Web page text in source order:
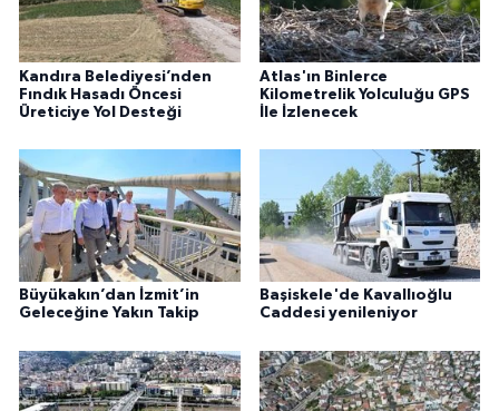
Kandıra Belediyesi’nden
Fındık Hasadı Öncesi
Üreticiye Yol Desteği
Atlas'ın Binlerce
Kilometrelik Yolculuğu GPS
İle İzlenecek
Büyükakın’dan İzmit’in
Geleceğine Yakın Takip
Başiskele'de Kavallıoğlu
Caddesi yenileniyor